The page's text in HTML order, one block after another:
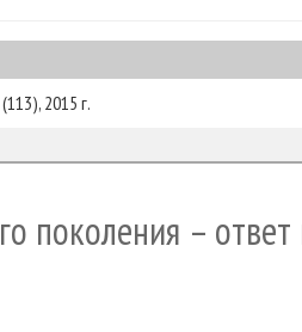
2015 г.
поколения –